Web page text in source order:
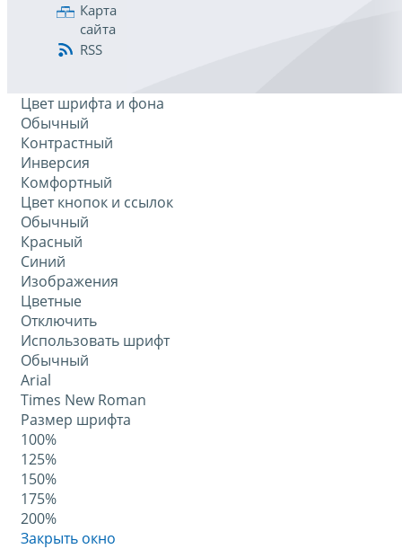
Карта
сайта
RSS
Цвет шрифта и фона
Обычный
Контрастный
Инверсия
Комфортный
Цвет кнопок и ссылок
Обычный
Красный
Синий
Изображения
Цветные
Отключить
Использовать шрифт
Обычный
Arial
Times New Roman
Размер шрифта
100%
125%
150%
175%
200%
Закрыть окно